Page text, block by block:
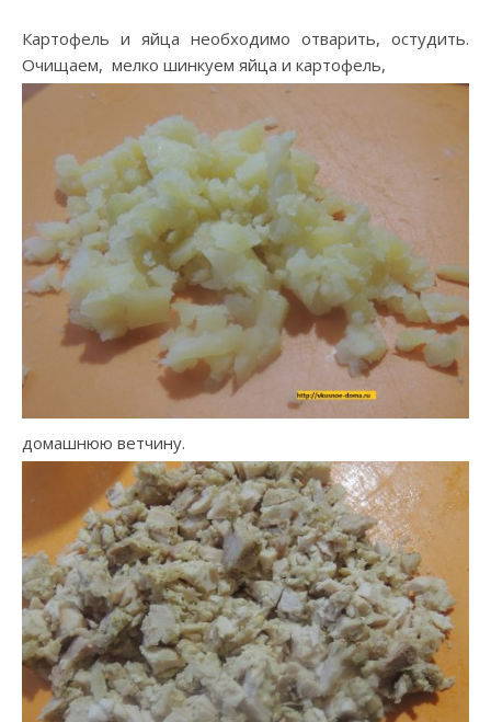
Картофель и яйца необходимо отварить, остудить.
Очищаем, мелко шинкуем яйца и картофель,
домашнюю ветчину.